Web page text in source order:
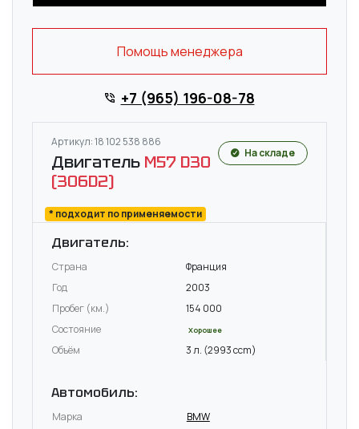
Помощь менеджера
+7 (965) 196-08-78
Артикул: 18 102 538 886
Двигатель M57 D30
(306D2)
* подходит по применяемости
На складе
Двигатель:
Страна
Франция
Год
2003
Пробег (км.)
154 000
Состояние
Хорошее
Объём 3 л. (2993 ccm)
Автомобиль:
Марка
BMW